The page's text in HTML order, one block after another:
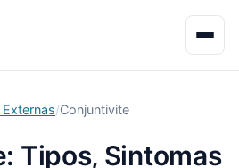
Abrir
Conjuntivite
Tipos, Sintomas